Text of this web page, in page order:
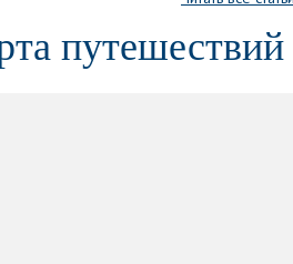
путешествий